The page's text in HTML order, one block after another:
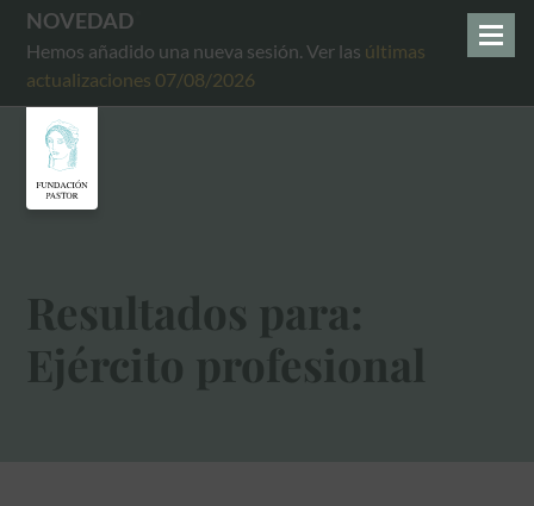
NOVEDAD
Hemos añadido una nueva sesión. Ver las últimas
actualizaciones 07/08/2026
Resultados para:
Ejército profesional